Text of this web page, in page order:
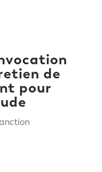
de
pour